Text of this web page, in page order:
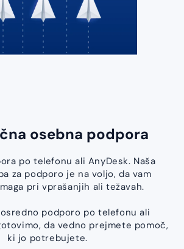
osebna podpora
po telefonu ali AnyDesk. Naša
za podporo je na voljo, da vam
pri vprašanjih ali težavah.
podporo po telefonu ali
da vedno prejmete pomoč,
ki jo potrebujete.